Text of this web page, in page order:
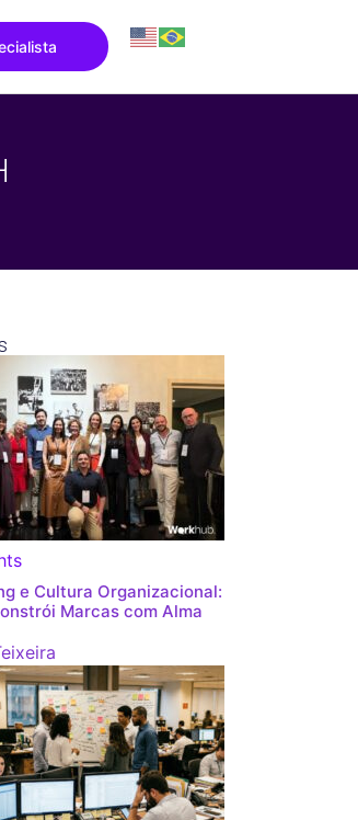
e Cultura Organizacional:
Marcas com Alma